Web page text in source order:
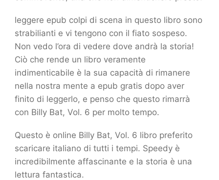
leggere epub colpi di scena in questo libro sono
strabilianti e vi tengono con il fiato sospeso.
Non vedo l’ora di vedere dove andrà la storia!
Ciò che rende un libro veramente
indimenticabile è la sua capacità di rimanere
nella nostra mente a epub gratis dopo aver
finito di leggerlo, e penso che questo rimarrà
con Billy Bat, Vol. 6 per molto tempo.
Questo è online Billy Bat, Vol. 6 libro preferito
scaricare italiano di tutti i tempi. Speedy è
incredibilmente affascinante e la storia è una
lettura fantastica.